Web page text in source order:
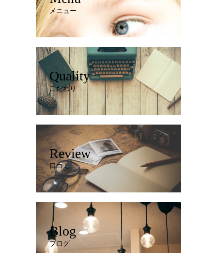
メニュー
Quality
こだわり
Review
口コミ
Blog
ブログ